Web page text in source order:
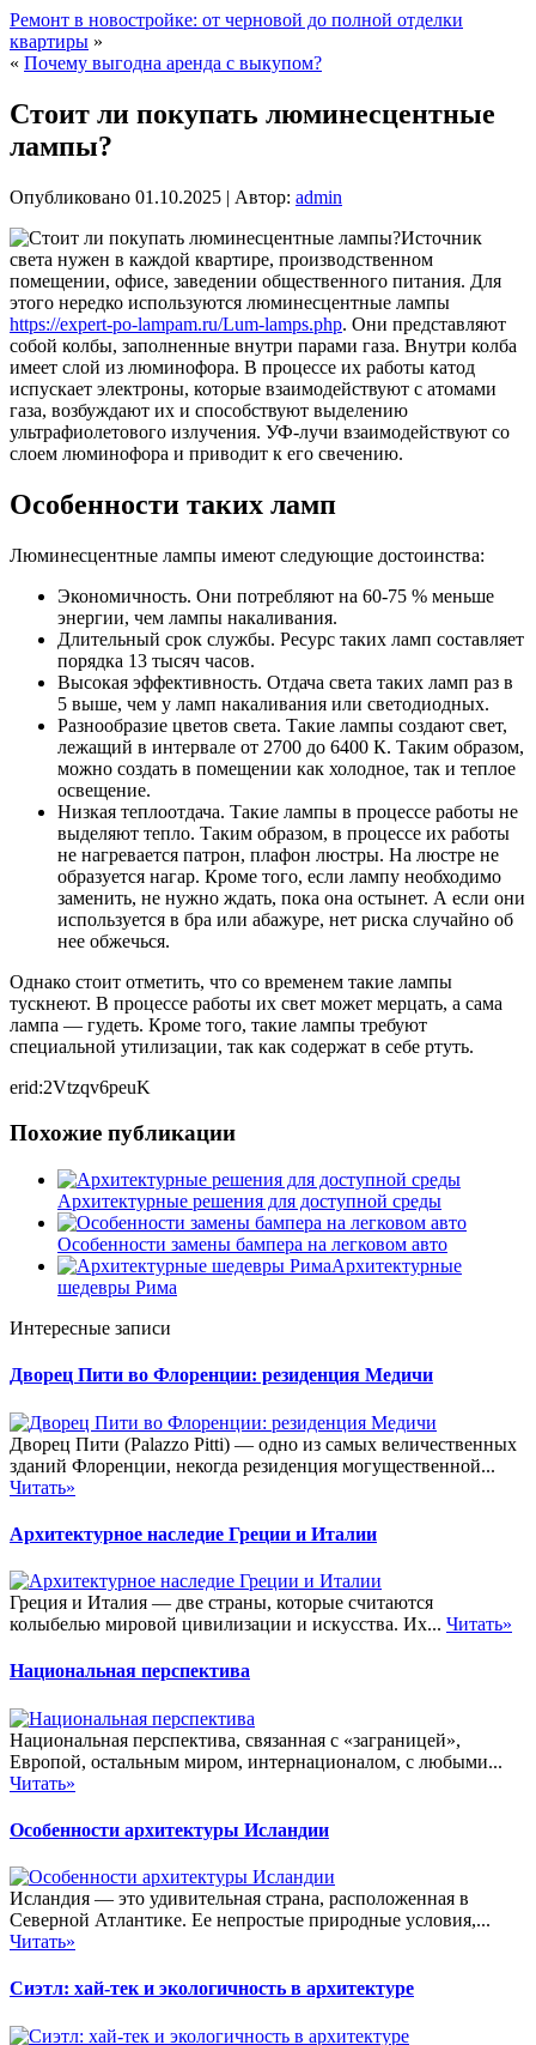
Ремонт в новостройке: от черновой до полной отделки
квартиры »
« Почему выгодна аренда с выкупом?
Стоит ли покупать люминесцентные
лампы?
Опубликовано 01.10.2025 | Автор: admin
Источник
света нужен в каждой квартире, производственном
помещении, офисе, заведении общественного питания. Для
этого нередко используются люминесцентные лампы
https://expert-po-lampam.ru/Lum-lamps.php. Они представляют
собой колбы, заполненные внутри парами газа. Внутри колба
имеет слой из люминофора. В процессе их работы катод
испускает электроны, которые взаимодействуют с атомами
газа, возбуждают их и способствуют выделению
ультрафиолетового излучения. УФ-лучи взаимодействуют со
слоем люминофора и приводит к его свечению.
Особенности таких ламп
Люминесцентные лампы имеют следующие достоинства:
Экономичность. Они потребляют на 60-75 % меньше
энергии, чем лампы накаливания.
Длительный срок службы. Ресурс таких ламп составляет
порядка 13 тысяч часов.
Высокая эффективность. Отдача света таких ламп раз в
5 выше, чем у ламп накаливания или светодиодных.
Разнообразие цветов света. Такие лампы создают свет,
лежащий в интервале от 2700 до 6400 К. Таким образом,
можно создать в помещении как холодное, так и теплое
освещение.
Низкая теплоотдача. Такие лампы в процессе работы не
выделяют тепло. Таким образом, в процессе их работы
не нагревается патрон, плафон люстры. На люстре не
образуется нагар. Кроме того, если лампу необходимо
заменить, не нужно ждать, пока она остынет. А если они
используется в бра или абажуре, нет риска случайно об
нее обжечься.
Однако стоит отметить, что со временем такие лампы
тускнеют. В процессе работы их свет может мерцать, а сама
лампа — гудеть. Кроме того, такие лампы требуют
специальной утилизации, так как содержат в себе ртуть.
erid:2Vtzqv6peuK
Похожие публикации
Архитектурные решения для доступной среды
Особенности замены бампера на легковом авто
Архитектурные
шедевры Рима
Интересные записи
Дворец Пити во Флоренции: резиденция Медичи
Дворец Пити (Palazzo Pitti) — одно из самых величественных
зданий Флоренции, некогда резиденция могущественной...
Читать»
Архитектурное наследие Греции и Италии
Греция и Италия — две страны, которые считаются
колыбелью мировой цивилизации и искусства. Их... Читать»
Национальная перспектива
Национальная перспектива, связанная с «заграницей»,
Европой, остальным миром, интернационалом, с любыми...
Читать»
Особенности архитектуры Исландии
Исландия — это удивительная страна, расположенная в
Северной Атлантике. Ее непростые природные условия,...
Читать»
Сиэтл: хай-тек и экологичность в архитектуре